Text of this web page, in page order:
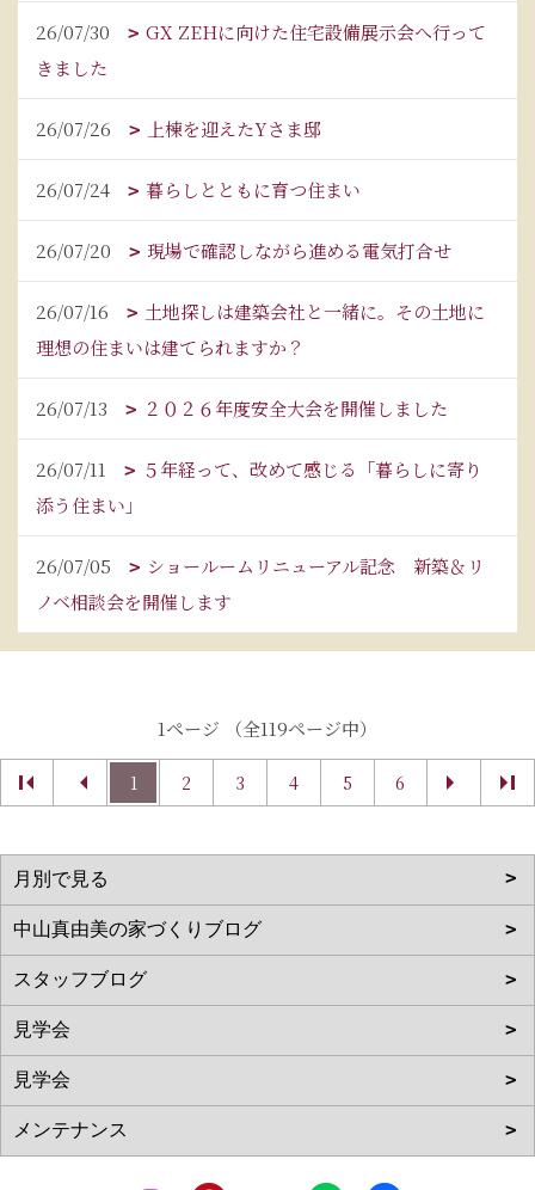
26/07/30
GX ZEHに向けた住宅設備展示会へ行って
きました
26/07/26 上棟を迎えたYさま邸
26/07/24 暮らしとともに育つ住まい
26/07/20 現場で確認しながら進める電気打合せ
26/07/16
土地探しは建築会社と一緒に。その土地に
理想の住まいは建てられますか？
26/07/13 ２０２６年度安全大会を開催しました
26/07/11
５年経って、改めて感じる「暮らしに寄り
添う住まい」
26/07/05
ショールームリニューアル記念 新築＆リ
ノベ相談会を開催します
1ページ （全119ページ中）
1 2 3 4 5 6